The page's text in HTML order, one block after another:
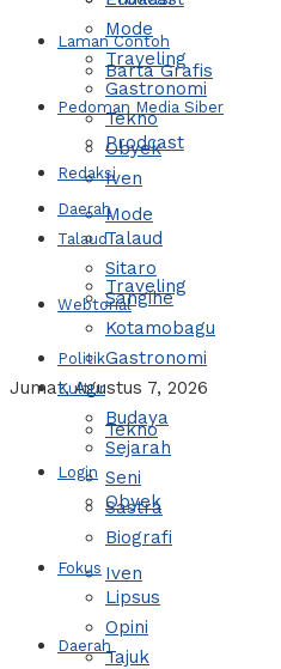
Laman Contoh
Pedoman Media Siber
Redaksi
Talaud
Webtorial
Jumat, Agustus 7, 2026
Login
Barta Grafis
Prodcast
Mode
Traveling
Gastronomi
Tekno
Obyek
Iven
Daerah
Mode
Traveling
Gastronomi
Tekno
Obyek
Iven
Daerah
Talaud
Sitaro
Sangihe
Kotamobagu
Politik
Kultur
Budaya
Sejarah
Seni
Sastra
Biografi
Fokus
Lipsus
Opini
Tajuk